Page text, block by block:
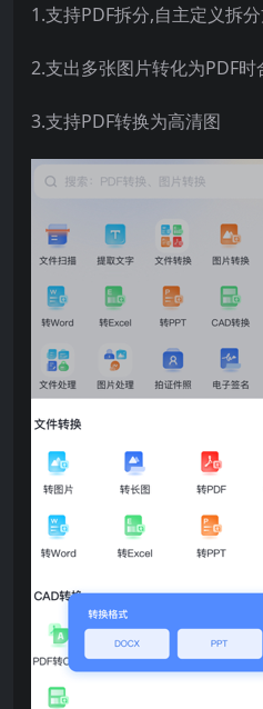
1.支持PDF拆分,自主定义拆
2.支出多张图片转化为PDF时
3.支持PDF转换为高清图